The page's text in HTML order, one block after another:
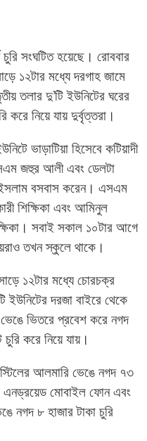
চুরি সংঘটিত হয়েছে। রোববার
১২টার মধ্যে দরগাহ জামে
তলার দু’টি ইউনিটের ঘরের
করে নিয়ে যায় দুর্বৃত্তরা।
ভাড়াটিয়া হিসেবে কটিয়াদী
জহুর আলী এবং ডেলটা
বসবাস করেন। এসএম
শিক্ষিকা এবং আমিনুল
সবাই সকাল ১০টার আগে
তখন স্কুলে থাকে।
১২টার মধ্যে চোরচক্র
ইউনিটের দরজা বাইরে থেকে
ভিতরে প্রবেশ করে নগদ
করে নিয়ে যায়।
আলমারি ভেঙে নগদ ৭৩
এনড্রয়েড মোবাইল ফোন এবং
নগদ ৮ হাজার টাকা চুরি